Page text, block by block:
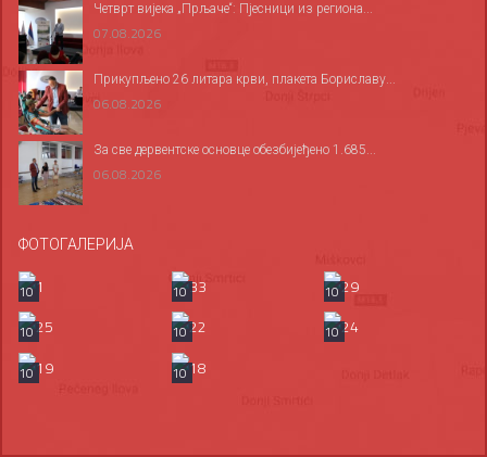
Четврт вијека „Прљаче“: Пјесници из региона...
07.08.2026
Прикупљено 26 литара крви, плакета Бориславу...
06.08.2026
За све дервентске основце обезбијеђено 1.685...
06.08.2026
ФОТОГАЛЕРИЈА
10 10
10
10
10
10
10
10